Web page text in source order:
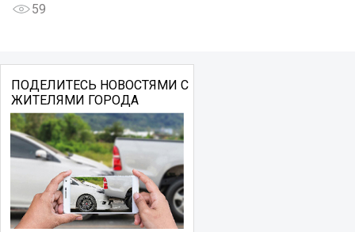
59
ПОДЕЛИТЕСЬ НОВОСТЯМИ С
ЖИТЕЛЯМИ ГОРОДА